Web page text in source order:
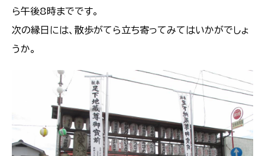
ら午後8時までです。
次の縁日には、散歩がてら立ち寄ってみてはいかがでしょ
うか。